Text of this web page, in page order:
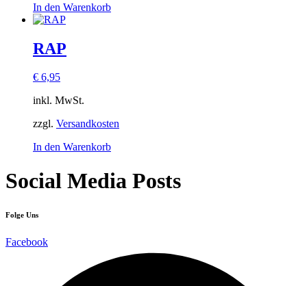
In den Warenkorb
RAP
€ 6,95
inkl. MwSt.
zzgl. Versandkosten
In den Warenkorb
Social Media Posts
Folge Uns
Facebook